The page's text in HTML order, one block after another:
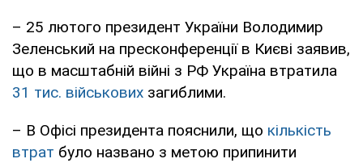
– 25 лютого президент України Володимир
Зеленський на пресконференції в Києві заявив,
що в масштабній війні з РФ Україна втратила
31 тис. військових загиблими.
– В Офісі президента пояснили, що кількість
втрат було названо з метою припинити